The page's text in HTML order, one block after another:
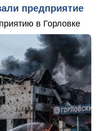
предприятие
в Горловке